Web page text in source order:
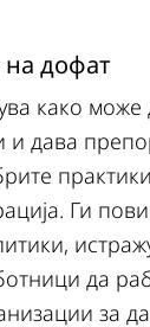
дофат
како може
и дава
Ги
да
за